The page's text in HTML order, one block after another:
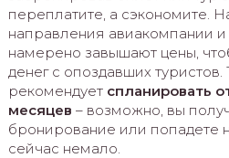
переплатите, а сэкономите.
направления авиакомпании
намерено завышают цены,
денег с опоздавших туристов.
рекомендует спланировать
месяцев – возможно, вы
бронирование или попадете
сейчас немало.